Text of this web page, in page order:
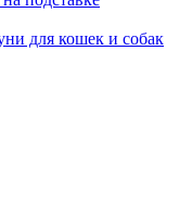
для кошек и собак